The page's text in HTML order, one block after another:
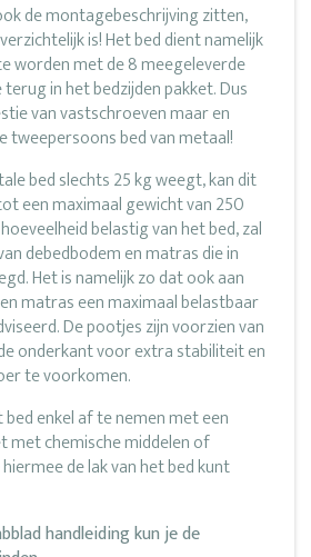
de montagebeschrijving zitten,
is! Het bed dient namelijk
worden met de 8 meegeleverde
in het bedzijden pakket. Dus
van vastschroeven maar en
tweepersoons bed van metaal!
bed slechts 25 kg weegt, kan dit
een maximaal gewicht van 250
belastig van het bed, zal
debedbodem en matras die in
Het is namelijk zo dat ook aan
matras een maximaal belastbaar
De pootjes zijn voorzien van
onderkant voor extra stabiliteit en
te voorkomen.
enkel af te nemen met een
met chemische middelen of
de lak van het bed kunt
handleiding kun je de